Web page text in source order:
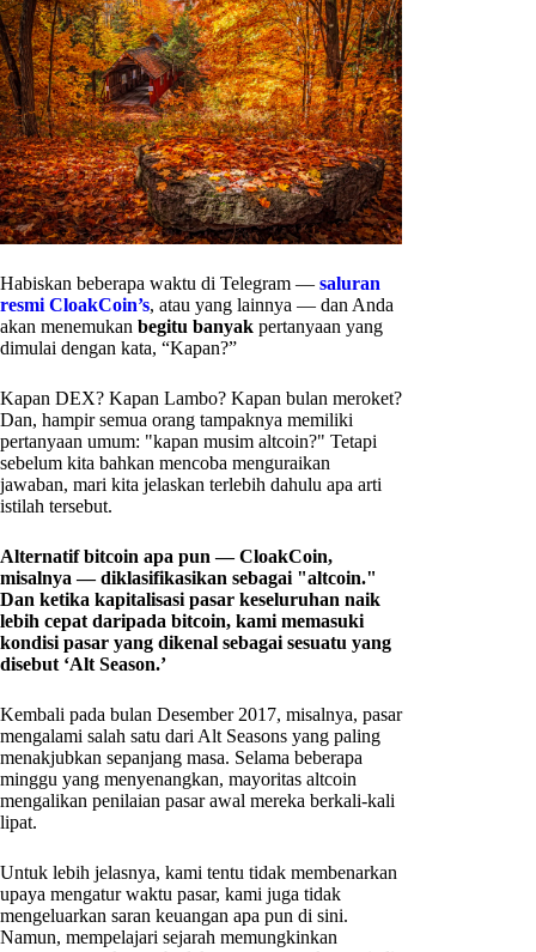
Habiskan beberapa waktu di Telegram — saluran
resmi CloakCoin’s, atau yang lainnya — dan Anda
akan menemukan begitu banyak pertanyaan yang
dimulai dengan kata, “Kapan?”
Kapan DEX? Kapan Lambo? Kapan bulan meroket?
Dan, hampir semua orang tampaknya memiliki
pertanyaan umum: "kapan musim altcoin?" Tetapi
sebelum kita bahkan mencoba menguraikan
jawaban, mari kita jelaskan terlebih dahulu apa arti
istilah tersebut.
Alternatif bitcoin apa pun — CloakCoin,
misalnya — diklasifikasikan sebagai "altcoin."
Dan ketika kapitalisasi pasar keseluruhan naik
lebih cepat daripada bitcoin, kami memasuki
kondisi pasar yang dikenal sebagai sesuatu yang
disebut ‘Alt Season.’
Kembali pada bulan Desember 2017, misalnya, pasar
mengalami salah satu dari Alt Seasons yang paling
menakjubkan sepanjang masa. Selama beberapa
minggu yang menyenangkan, mayoritas altcoin
mengalikan penilaian pasar awal mereka berkali-kali
lipat.
Untuk lebih jelasnya, kami tentu tidak membenarkan
upaya mengatur waktu pasar, kami juga tidak
mengeluarkan saran keuangan apa pun di sini.
Namun, mempelajari sejarah memungkinkan